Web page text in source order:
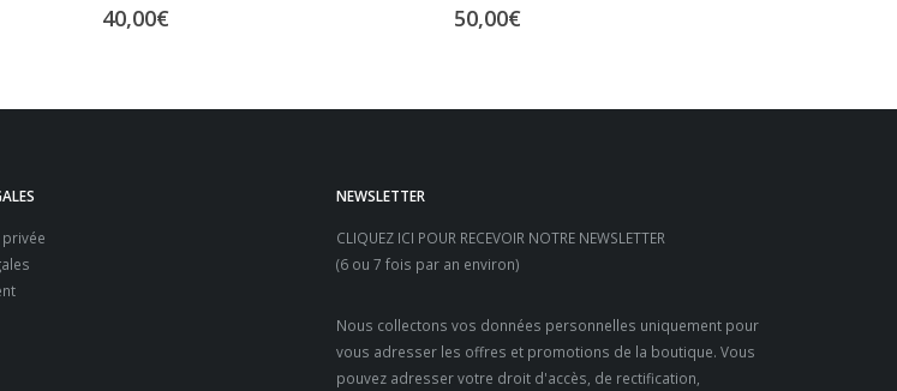
40,00€ 50,00€
NEWSLETTER
CLIQUEZ ICI POUR RECEVOIR NOTRE NEWSLETTER
(6 ou 7 fois par an environ)
Nous collectons vos données personnelles uniquement pour
vous adresser les offres et promotions de la boutique. Vous
pouvez adresser votre droit d'accès, de rectification,